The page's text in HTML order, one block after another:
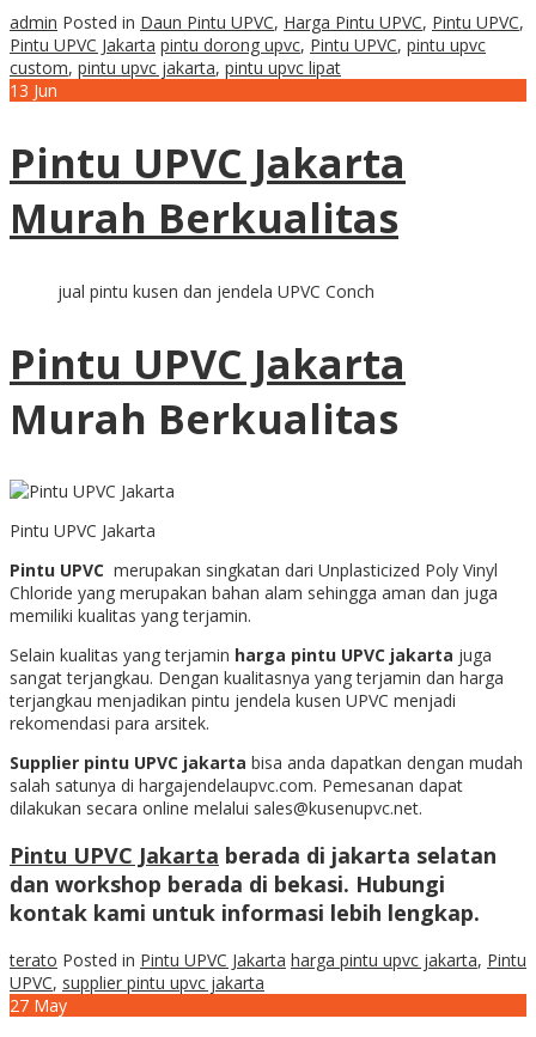
admin Posted in Daun Pintu UPVC, Harga Pintu UPVC, Pintu UPVC,
Pintu UPVC Jakarta pintu dorong upvc, Pintu UPVC, pintu upvc
custom, pintu upvc jakarta, pintu upvc lipat
13 Jun
Pintu UPVC Jakarta
Murah Berkualitas
jual pintu kusen dan jendela UPVC Conch
Pintu UPVC Jakarta
Murah Berkualitas
Pintu UPVC Jakarta
Pintu UPVC merupakan singkatan dari Unplasticized Poly Vinyl
Chloride yang merupakan bahan alam sehingga aman dan juga
memiliki kualitas yang terjamin.
Selain kualitas yang terjamin harga pintu UPVC jakarta juga
sangat terjangkau. Dengan kualitasnya yang terjamin dan harga
terjangkau menjadikan pintu jendela kusen UPVC menjadi
rekomendasi para arsitek.
Supplier pintu UPVC jakarta bisa anda dapatkan dengan mudah
salah satunya di hargajendelaupvc.com. Pemesanan dapat
dilakukan secara online melalui sales@kusenupvc.net.
Pintu UPVC Jakarta berada di jakarta selatan
dan workshop berada di bekasi. Hubungi
kontak kami untuk informasi lebih lengkap.
terato Posted in Pintu UPVC Jakarta harga pintu upvc jakarta, Pintu
UPVC, supplier pintu upvc jakarta
27 May